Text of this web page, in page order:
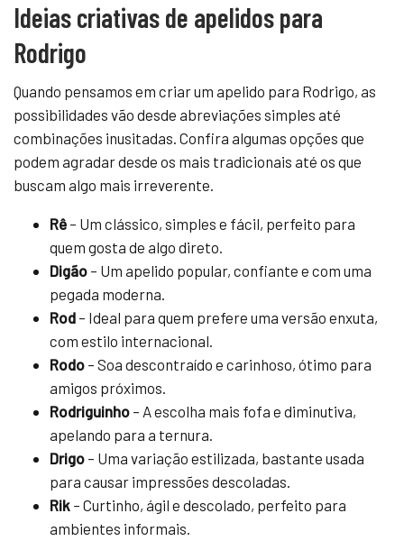
Ideias criativas de apelidos para
Rodrigo
Quando pensamos em criar um apelido para Rodrigo, as
possibilidades vão desde abreviações simples até
combinações inusitadas. Confira algumas opções que
podem agradar desde os mais tradicionais até os que
buscam algo mais irreverente.
Rê – Um clássico, simples e fácil, perfeito para
quem gosta de algo direto.
Digão – Um apelido popular, confiante e com uma
pegada moderna.
Rod – Ideal para quem prefere uma versão enxuta,
com estilo internacional.
Rodo – Soa descontraído e carinhoso, ótimo para
amigos próximos.
Rodriguinho – A escolha mais fofa e diminutiva,
apelando para a ternura.
Drigo – Uma variação estilizada, bastante usada
para causar impressões descoladas.
Rik – Curtinho, ágil e descolado, perfeito para
ambientes informais.